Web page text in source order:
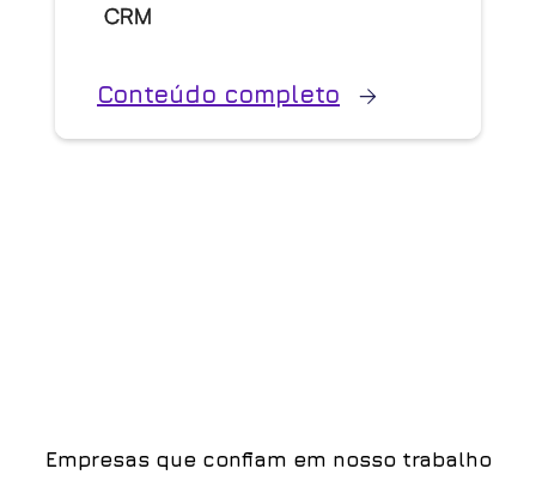
CRM
Conteúdo completo
Empresas que confiam em nosso trabalho